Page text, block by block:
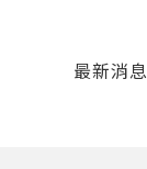
最新消息